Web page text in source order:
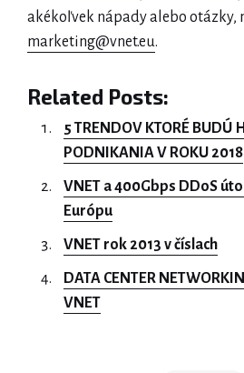
akékoľvek nápady alebo otázky,
marketing@vnet.eu.
Related Posts:
5 TRENDOV KTORÉ BUDÚ
PODNIKANIA V ROKU 2018
VNET a 400Gbps DDoS
Európu
VNET rok 2013 v číslach
DATA CENTER
VNET